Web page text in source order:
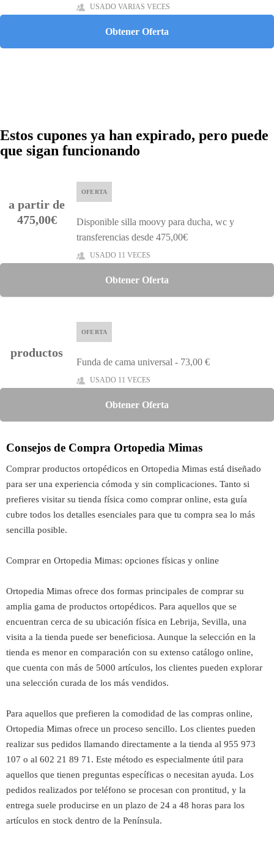
USADO VARIAS VECES
Obtener Oferta
Estos cupones ya han expirado, pero puede
que sigan funcionando
a partir de
475,00€
OFERTA
Disponible silla moovy para ducha, wc y
transferencias desde 475,00€
USADO 11 VECES
Obtener Oferta
productos
OFERTA
Funda de cama universal - 73,00 €
USADO 11 VECES
Obtener Oferta
Consejos de Compra Ortopedia Mimas
Comprar productos ortopédicos en Ortopedia Mimas está diseñado
para ser una experiencia cómoda y sin complicaciones. Tanto si
prefieres visitar su tienda física como comprar online, esta guía
cubre todos los detalles esenciales para que tu compra sea lo más
sencilla posible.
Comprar en Ortopedia Mimas: opciones físicas y online
Ortopedia Mimas ofrece dos formas principales de comprar su
amplia gama de productos ortopédicos. Para aquellos que se
encuentran cerca de su ubicación física en Lebrija, Sevilla, una
visita a la tienda puede ser beneficiosa. Aunque la selección en la
tienda es menor en comparación con su extenso catálogo online,
que cuenta con más de 5000 artículos, los clientes pueden explorar
una selección curada de los más vendidos.
Para aquellos que prefieren la comodidad de las compras online,
Ortopedia Mimas ofrece un proceso sencillo. Los clientes pueden
realizar sus pedidos llamando directamente a la tienda al 955 973
107 o al 602 21 89 71. Este método es especialmente útil para
aquellos que tienen preguntas específicas o necesitan ayuda. Los
pedidos realizados por teléfono se procesan con prontitud, y la
entrega suele producirse en un plazo de 24 a 48 horas para los
artículos en stock dentro de la Península.